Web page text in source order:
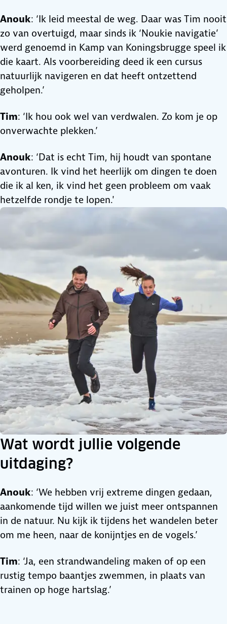
Anouk: ‘Ik leid meestal de weg. Daar was Tim nooit
zo van overtuigd, maar sinds ik ‘Noukie navigatie’
werd genoemd in Kamp van Koningsbrugge speel ik
die kaart. Als voorbereiding deed ik een cursus
natuurlijk navigeren en dat heeft ontzettend
geholpen.’
Tim: ‘Ik hou ook wel van verdwalen. Zo kom je op
onverwachte plekken.’
Anouk: ‘Dat is echt Tim, hij houdt van spontane
avonturen. Ik vind het heerlijk om dingen te doen
die ik al ken, ik vind het geen probleem om vaak
hetzelfde rondje te lopen.'
Wat wordt jullie volgende
uitdaging?
Anouk: ‘We hebben vrij extreme dingen gedaan,
aankomende tijd willen we juist meer ontspannen
in de natuur. Nu kijk ik tijdens het wandelen beter
om me heen, naar de konijntjes en de vogels.’
Tim: ‘Ja, een strandwandeling maken of op een
rustig tempo baantjes zwemmen, in plaats van
trainen op hoge hartslag.’